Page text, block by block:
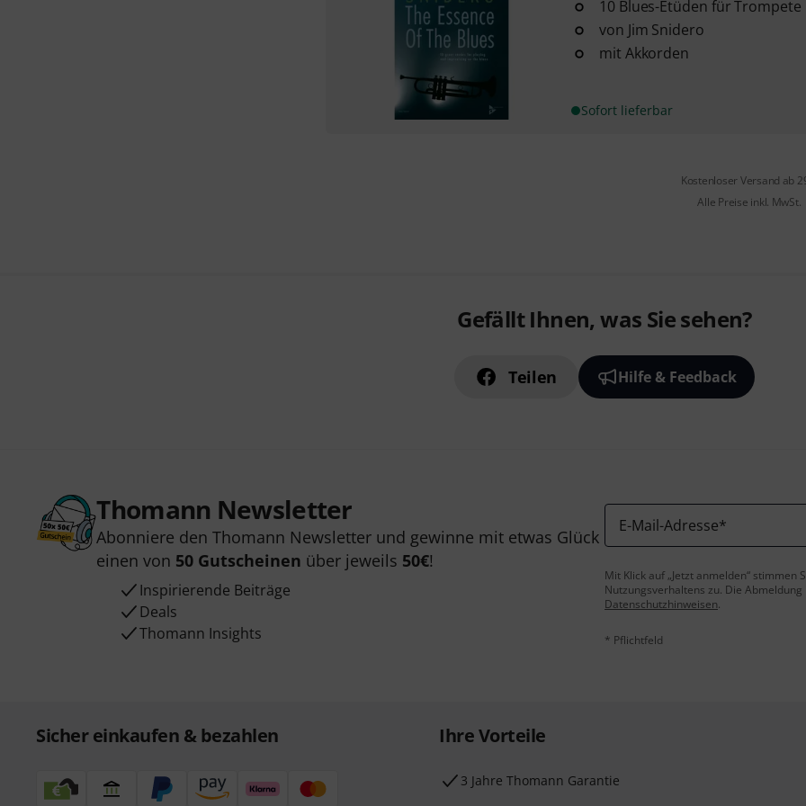
10 Blues-Etüden für Trompete
von Jim Snidero
mit Akkorden
Sofort lieferbar
Kostenloser Versand ab
Alle Preise inkl. MwSt.
Gefällt Ihnen, was Sie sehen?
Teilen Hilfe & Feedback
Thomann Newsletter
Abonniere den Thomann Newsletter und gewinne mit etwas Glück
einen von 50 Gutscheinen über jeweils 50€!
Inspirierende Beiträge
Deals
Thomann Insights
E-Mail-Adresse*
Mit Klick auf „Jetzt anmelden“
Nutzungsverhaltens zu. Die
Datenschutzhinweisen.
* Pflichtfeld
Sicher einkaufen & bezahlen Ihre Vorteile
3 Jahre Thomann Garantie